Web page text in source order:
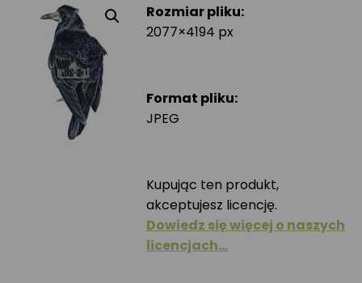
Rozmiar pliku:
2077×4194 px
Format pliku:
JPEG
Kupując ten produkt,
akceptujesz licencję.
Dowiedz się więcej o naszych
licencjach…